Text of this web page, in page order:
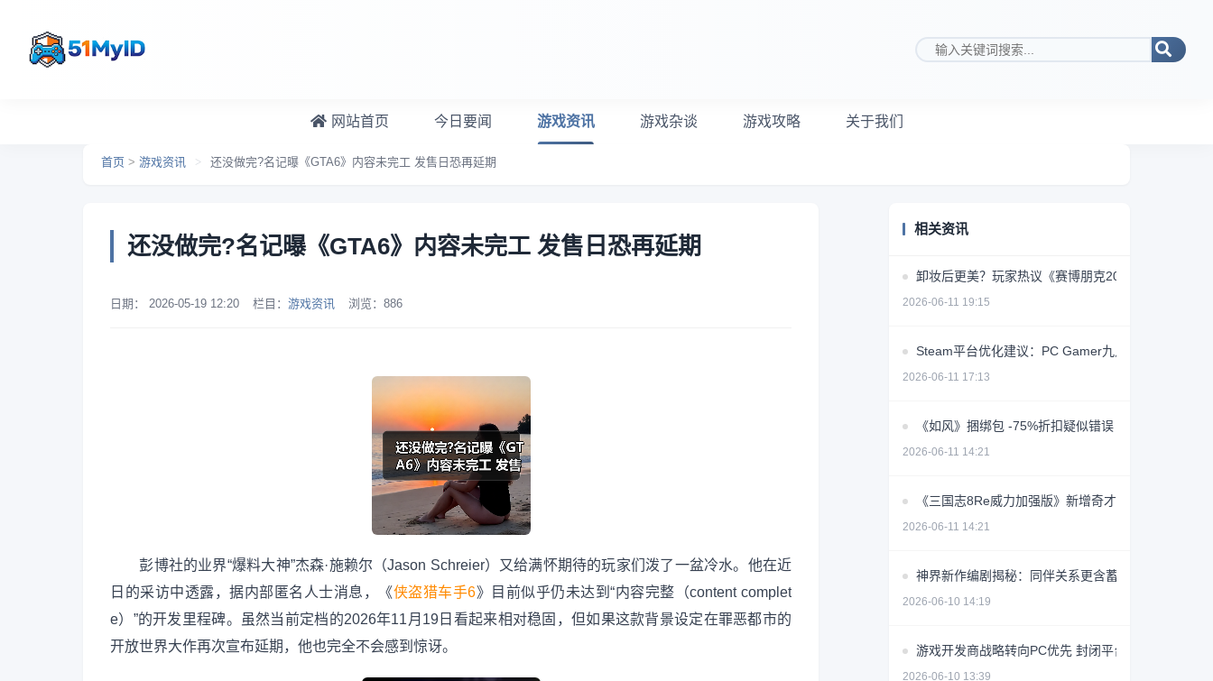
搜索关键词
网站首页 今日要闻 游戏资讯 游戏杂谈 游戏攻略 关于我们
首页 > 游戏资讯 > 还没做完?名记曝《GTA6》内容未完工 发售日恐再延期
还没做完?名记曝《GTA6》内容未完工 发售日恐再延期
日期： 2026-05-19 12:20 栏目： 游戏资讯 浏览： 886
彭博社的业界“爆料大神”杰森·施赖尔（Jason Schreier）又给满怀期待的玩家们泼了一盆冷水。他在近
日的采访中透露，据内部匿名人士消息，《侠盗猎车手6》目前似乎仍未达到“内容完整（content complet
e）”的开发里程碑。虽然当前定档的2026年11月19日看起来相对稳固，但如果这款背景设定在罪恶都市的
开放世界大作再次宣布延期，他也完全不会感到惊讶。
相关资讯
卸妆后更美？玩家热议《赛博朋克2077》女角色素
2026-06-11 19:15
Steam平台优化建议：PC Gamer九点提升用户体验
2026-06-11 17:13
《如风》捆绑包 -75%折扣疑似错误 价格创史低价
2026-06-11 14:21
《三国志8Re威力加强版》新增奇才转机系统 玩法全
2026-06-11 14:21
神界新作编剧揭秘：同伴关系更含蓄，恋爱节奏放缓
2026-06-10 14:19
游戏开发商战略转向PC优先 封闭平台争议引行业反
2026-06-10 13:39